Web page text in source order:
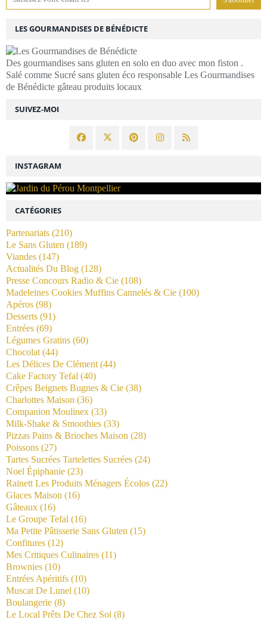
SUIVEZ-MOI
LES GOURMANDISES DE BÉNÉDICTE
Des gourmandises sans gluten en solo en duo avec mon fiston .
Salé comme Sucré sans gluten éco responsable Les Gourmandises
de Bénédicte gâteau produits locaux
INSTAGRAM
CATÉGORIES
Partenariats (210)
Le Sans Gluten (189)
Viandes (147)
Actualités Du Blog (128)
Presse Concours Radio & Cie (108)
Madeleines Cookies Muffins Cannelés & Cie (100)
Apéros (98)
Desserts (91)
Entrées (69)
Légumes Gratins (60)
Chocolat (44)
Les Délices De Clément (44)
Cake Factory Tefal (40)
Crêpes Beignets Bugnes & Cie (38)
Charlottes Maison (36)
Companion Moulinex (33)
Milk-Shake & Smoothies (33)
Pizzas Pains & Brioches Maison (28)
Poissons (27)
Tartes Sucrées Tartelettes Sucrées (24)
Noel Épiphanie (23)
Rainett Les Produits Ménagers Écolos (22)
Glaces Maison (16)
Gâteaux (16)
Le Groupe Tefal (16)
Ma Petite Pâtisserie Sans Gluten (15)
Confitures (12)
Mes Critiques Culinaires (11)
Brownies (10)
Entrées Apéritifs (10)
Muscat De Lunel (10)
Boulangerie (8)
Le Local Prêts De Chez Soi (8)